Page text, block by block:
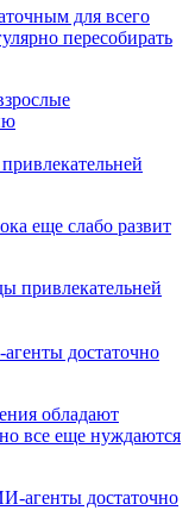
для всего
пересобирать
еще слабо развит
достаточно
обладают
все еще нуждаются